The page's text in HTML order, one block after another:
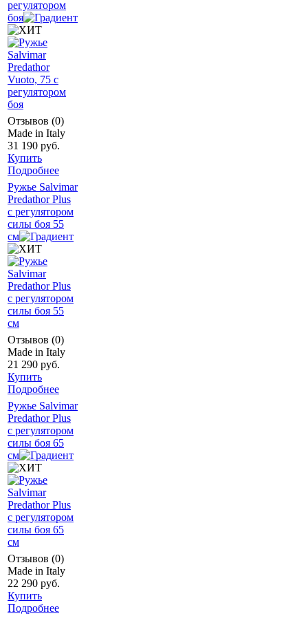
регулятором
боя
Отзывов (0)
Made in Italy
31 190 руб.
Купить
Подробнее
Ружье Salvimar
Predathor Plus
с регулятором
силы боя 55
см
Отзывов (0)
Made in Italy
21 290 руб.
Купить
Подробнее
Ружье Salvimar
Predathor Plus
с регулятором
силы боя 65
см
Отзывов (0)
Made in Italy
22 290 руб.
Купить
Подробнее